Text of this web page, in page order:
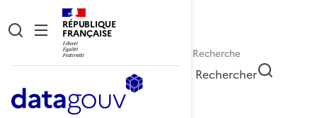
RÉPUBLIQUE
FRANÇAISE
Rechercher